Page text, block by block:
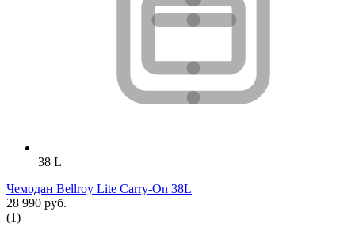
38 L
Чемодан Bellroy Lite Carry-On 38L
28 990 руб.
(1)